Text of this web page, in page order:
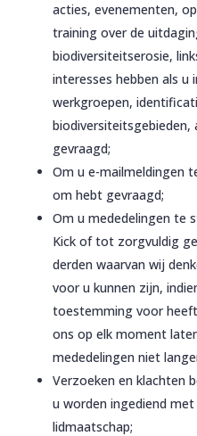
acties, evenementen,
training over de
biodiversiteitserosie,
interesses hebben als u
werkgroepen,
biodiversiteitsgebieden,
gevraagd;
Om u e-mailmeldingen
om hebt gevraagd;
Om u mededelingen te
Kick of tot zorgvuldig
derden waarvan wij
voor u kunnen zijn,
toestemming voor
ons op elk moment
mededelingen niet
Verzoeken en klachten
u worden ingediend
lidmaatschap;